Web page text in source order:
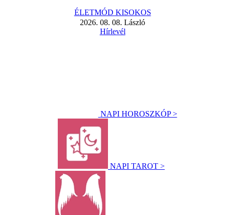
ÉLETMÓD KISOKOS
2026. 08. 08. László
Hírlevél
NAPI HOROSZKÓP >
NAPI TAROT >